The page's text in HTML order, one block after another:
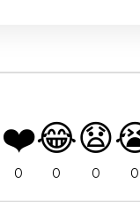
❤️
0
😂
0
😧
0 0